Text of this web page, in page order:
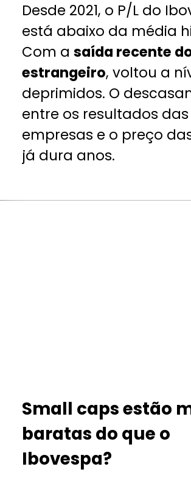
Desde 2021, o P/L do
está abaixo da média
Com asaída recente
estrangeiro, voltou a
deprimidos. O
entre os resultados das
empresas e o preço
já dura anos.
Small caps estão
baratas do que o
Ibovespa?